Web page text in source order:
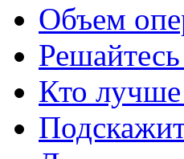
Объем
Кто